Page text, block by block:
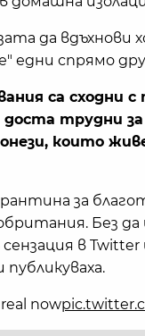
да вдъхнови
едни спрямо
са сходни с
трудни
които
за
Без
в Twitter
now